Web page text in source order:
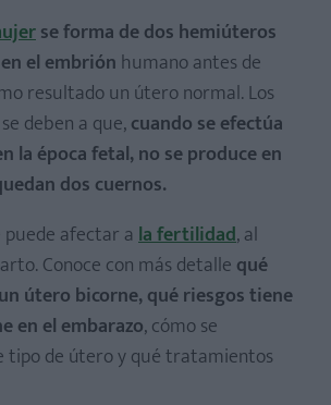
se forma de dos hemiúteros
el embrión humano antes de
resultado un útero normal. Los
deben a que,cuando se efectúa
la época fetal, no se produce en
dos cuernos.
afectar ala fertilidad, al
Conoce con más detalle qué
útero bicorne, qué riesgos tiene
en el embarazo, cómo se
tipo de útero y qué tratamientos